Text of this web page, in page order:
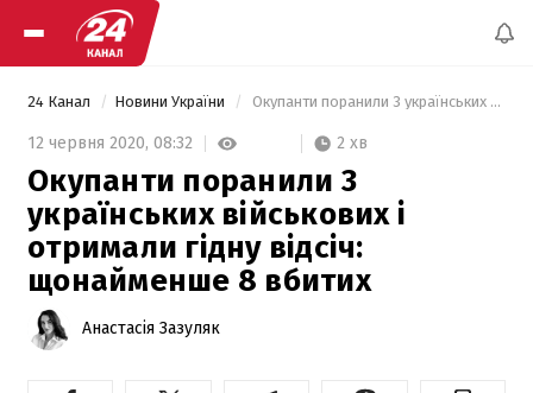
24 Канал Новини України Окупанти поранили 3 українських військових і отримали гідну відсіч: щонайменше 8 вбитих
12 червня 2020, 08:32 2 хв
Окупанти поранили 3
українських військових і
отримали гідну відсіч:
щонайменше 8 вбитих
Анастасія Зазуляк